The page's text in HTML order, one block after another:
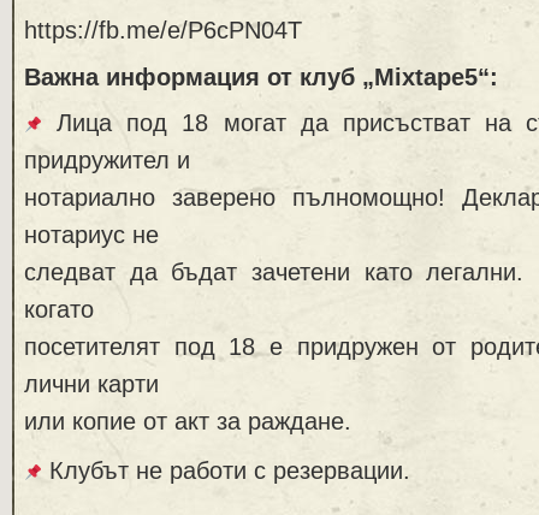
https://fb.me/e/P6cPN04T
Важна информация от клуб „Mixtape5“:
Лица под 18 могат да присъстват на
придружител и
нотариално заверено пълномощно!
нотариус не
следват да бъдат зачетени като
когато
посетителят под 18 е придружен от
лични карти
или копие от акт за раждане.
Клубът не работи с резервации.